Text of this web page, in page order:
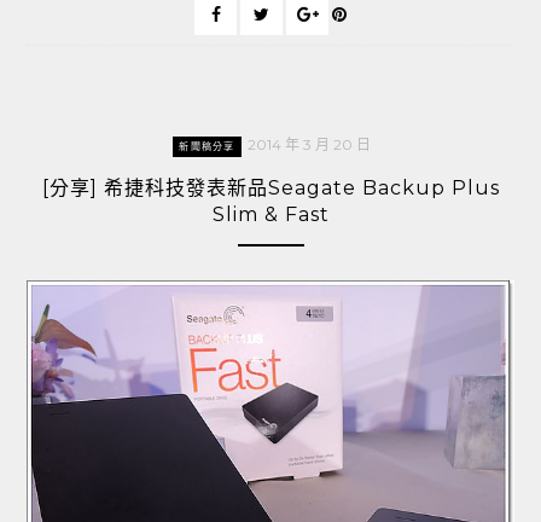
新聞稿分享 2014 年 3 月 20 日
[分享] 希捷科技發表新品Seagate Backup Plus
Slim & Fast